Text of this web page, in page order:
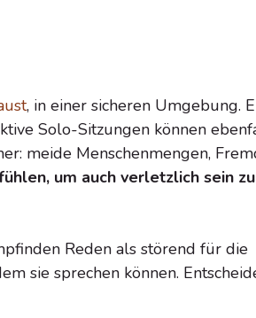
, in einer sicheren Umgebung.
Solo-Sitzungen können
meide Menschenmengen,
um auch verletzlich sein zu
Reden als störend für die
sie sprechen können.